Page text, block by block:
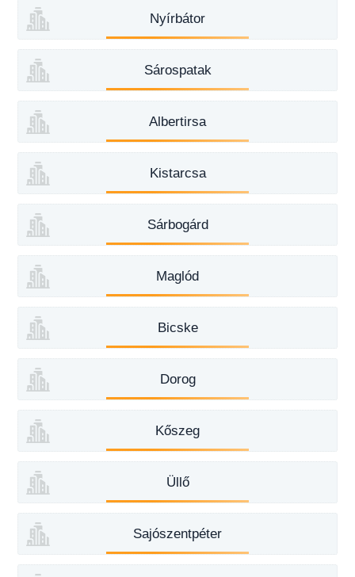
Nyírbátor
Sárospatak
Albertirsa
Kistarcsa
Sárbogárd
Maglód
Bicske
Dorog
Kőszeg
Üllő
Sajószentpéter